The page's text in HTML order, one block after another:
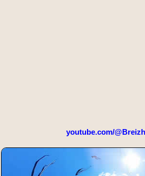
youtube.com/